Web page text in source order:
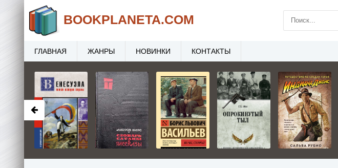
BOOKPLANETA.COM
ГЛАВНАЯ ЖАНРЫ НОВИНКИ КОНТАКТЫ